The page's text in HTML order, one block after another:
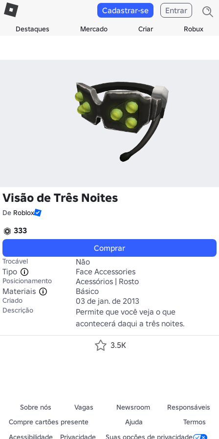
Destaques Mercado Criar Robux
Cadastrar-se Entrar
Visão de Três Noites
De Roblox
333
Comprar
Trocável
Não
Tipo
Face Accessories
Posicionamento
Acessórios | Rosto
Materiais
Básico
Criado 03 de jan. de 2013
Descrição
Permite que você veja o que
acontecerá daqui a três noites.
3.5K
Sobre nós Vagas Newsroom
Responsáveis
Compre cartões presente
Ajuda
Termos
Acessibilidade
Privacidade Suas opções de privacidade